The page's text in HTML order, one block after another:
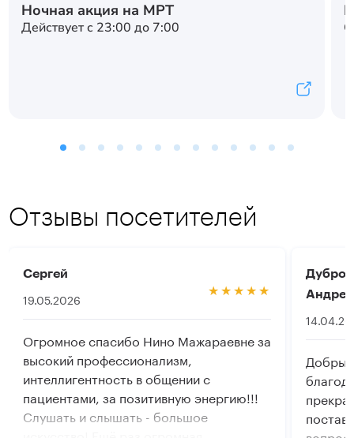
Ночная акция на МРТ
Действует с 23:00 до 7:00
Отзывы посетителей
Сергей
19.05.2026
Огромное спасибо Нино Мажараевне за
высокий профессионализм,
интеллигентность в общении с
пациентами, за позитивную энергию!!!
Слушать и слышать - большое
Добрый